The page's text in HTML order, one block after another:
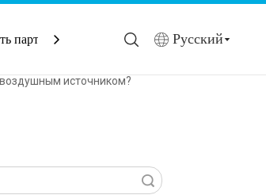
партнером Pусский
источником?